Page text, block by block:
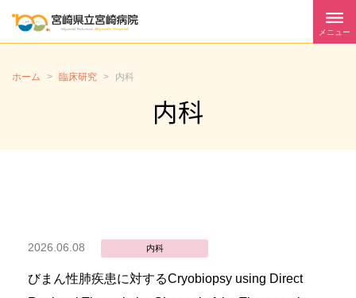
メニュー
ホーム > 臨床研究 > 内科
内科
2026.06.08 内科
びまん性肺疾患に対するCryobiopsy using Direct